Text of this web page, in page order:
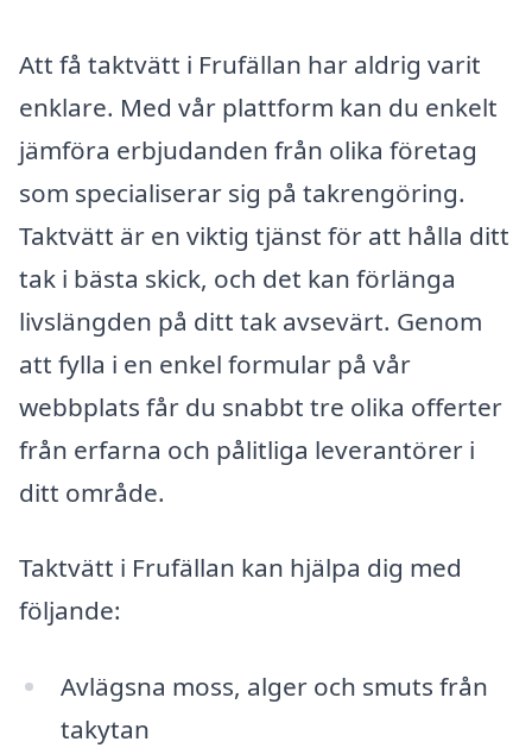
Att få taktvätt i Frufällan har aldrig varit
enklare. Med vår plattform kan du enkelt
jämföra erbjudanden från olika företag
som specialiserar sig på takrengöring.
Taktvätt är en viktig tjänst för att hålla ditt
tak i bästa skick, och det kan förlänga
livslängden på ditt tak avsevärt. Genom
att fylla i en enkel formular på vår
webbplats får du snabbt tre olika offerter
från erfarna och pålitliga leverantörer i
ditt område.
Taktvätt i Frufällan kan hjälpa dig med
följande:
Avlägsna moss, alger och smuts från
takytan